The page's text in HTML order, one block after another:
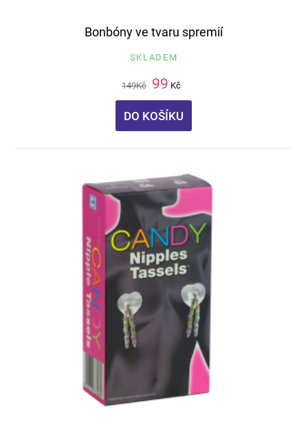
Bonbóny ve tvaru spremií
SKLADEM
149Kč 99 Kč
DO KOŠÍKU